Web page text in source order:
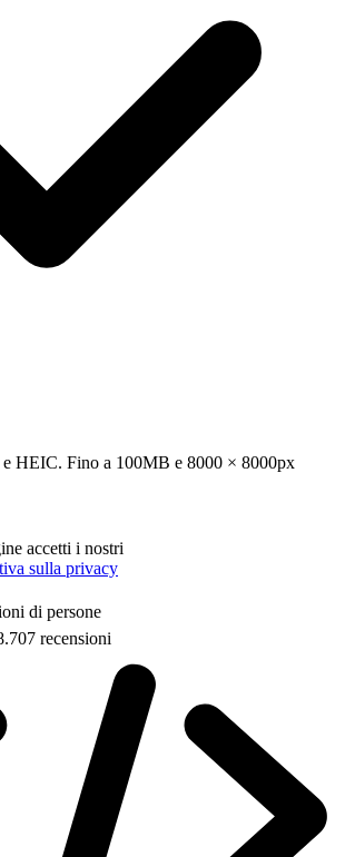
e HEIC. Fino a 100MB e 8000 × 8000px
accetti i nostri
sulla privacy
di persone
recensioni